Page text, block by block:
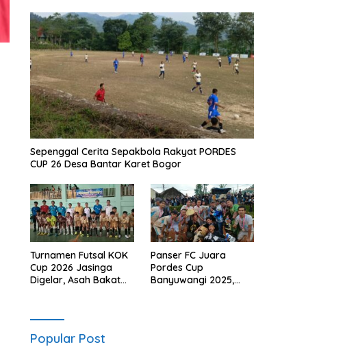
Sepenggal Cerita Sepakbola Rakyat PORDES
CUP 26 Desa Bantar Karet Bogor
Turnamen Futsal KOK
Cup 2026 Jasinga
Digelar, Asah Bakat
Panser FC Juara
Pordes Cup
Banyuwangi 2025,
Popular Post